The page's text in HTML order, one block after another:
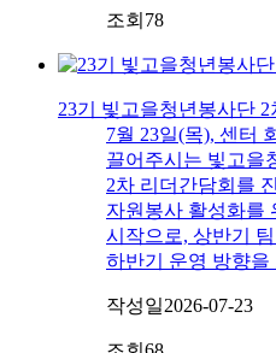
조회 78
23기 빛고을청년봉사단 2
7월 23일(목), 센터
끌어주시는 빛고을
2차 리더간담회를
자원봉사 활성화를
시작으로, 상반기
하반기 운영 방향을
작성일2026-07-23